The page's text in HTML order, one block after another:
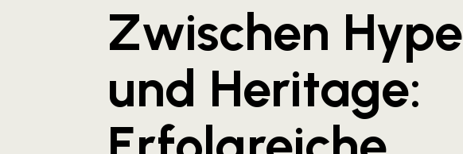
Zwischen Hype
und Heritage: